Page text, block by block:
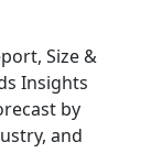
Size &
Insights
by
and